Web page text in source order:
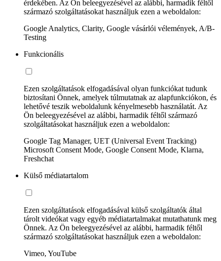
érdekében. Az Ön beleegyezésével az alábbi, harmadik féltől
származó szolgáltatásokat használjuk ezen a weboldalon:
Google Analytics, Clarity, Google vásárlói vélemények, A/B-
Testing
Funkcionális
Ezen szolgáltatások elfogadásával olyan funkciókat tudunk
biztosítani Önnek, amelyek túlmutatnak az alapfunkciókon, és
lehetővé teszik weboldalunk kényelmesebb használatát. Az
Ön beleegyezésével az alábbi, harmadik féltől származó
szolgáltatásokat használjuk ezen a weboldalon:
Google Tag Manager, UET (Universal Event Tracking)
Microsoft Consent Mode, Google Consent Mode, Klarna,
Freshchat
Külső médiatartalom
Ezen szolgáltatások elfogadásával külső szolgáltatók által
tárolt videókat vagy egyéb médiatartalmakat mutathatunk meg
Önnek. Az Ön beleegyezésével az alábbi, harmadik féltől
származó szolgáltatásokat használjuk ezen a weboldalon:
Vimeo, YouTube